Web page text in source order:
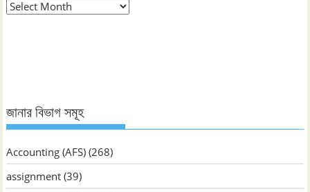
মাস
জানার বিভাগ সমূহ
Accounting (AFS) (268)
assignment (39)